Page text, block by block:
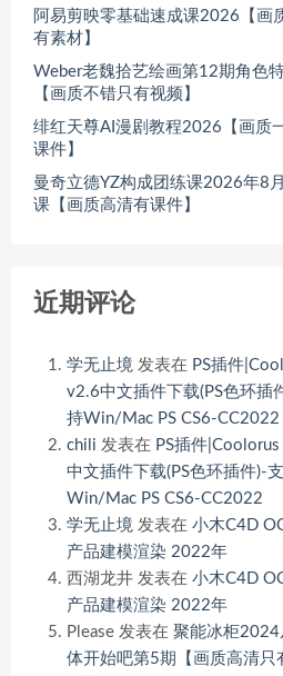
阿易剪映零基础速成课2026【画
有素材】
Weber老魏拾艺绘画第12期角色
【画质不错只有视频】
绯红天尊AI漫剧教程2026【画质
课件】
曼奇立德YZ构成团练课2026年8
课【画质高清有课件】
近期评论
学无止境 发表在 PS插件
v2.6中文插件下载(PS色环插
持Win/Mac PS CS6-CC2022
chili 发表在 PS插件
中文插件下载(PS色环插件)-
Win/Mac PS CS6-CC2022
学无止境 发表在 小木C4D
产品建模渲染 2022年
西湖龙井 发表在 小木C4D
产品建模渲染 2022年
Please 发表在 聚能冰柜2024
体开始吧第5期【画质高清只